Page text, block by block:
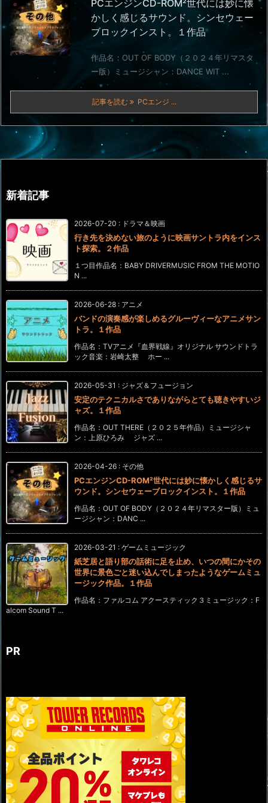
PCエンジンCD-ROM²世代には妙に懐
かしく感じるサウンド。シンセウェー
ブロックインスト。１作品
作品名：OUT OF BODY（２０２４年リマスタ
ー版）ミュージシャン：DANCE WIT ...
記事を読む PCエンジ ...
新着記事
2026-07-20 : ドラマ＆映画
行き先を決めない旅のように映画サントラ内をインス
ト探索。２作品
１つ目作品名：BABY DRIVERMUSIC FROM THE MOTIO
N ...
2026-06-28 : アニメ
バンドの演奏感が楽しめるグルーヴィーなアニメサン
トラ。１作品
作品名：TVアニメ『血界戦線』オリジナル サウンドトラ
ック音楽：岩崎太整 ホー ...
2026-05-31 : ジャズ＆フュージョン
安定のテクニカルさでありながらとても聴きやすいジ
ャズ。１作品
作品名：OUT THERE（２０２５年作品）ミュージシャ
ン：上原ひろみ ジャズ ...
2026-04-26 : その他
PCエンジンCD-ROM²世代には妙に懐かしく感じるサ
ウンド。シンセウェーブロックインスト。１作品
作品名：OUT OF BODY（２０２４年リマスター版）ミュ
ージシャン：DANC ...
2026-03-21 : ゲームミュージック
紙芝居と語り部の話術に足を止め、いつの間にかその
世界に景色ごと迷い込んでしまったようなゲームミュ
ージック作品。１作品
作品名：ファルコム アクースティック３ミュージック：F
alcom Sound T ...
PR